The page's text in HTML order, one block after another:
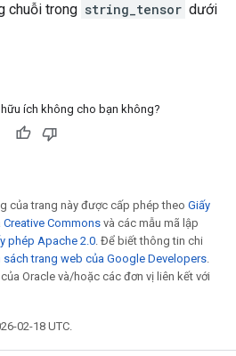
chuỗi trong string_tensor dưới
ích không cho bạn không?
của trang này được cấp phép theo Giấy
Commons và các mẫu mã lập
phép Apache 2.0. Để biết thông tin chi
sách trang web của Google Developers.
Oracle và/hoặc các đơn vị liên kết với
02-18 UTC.